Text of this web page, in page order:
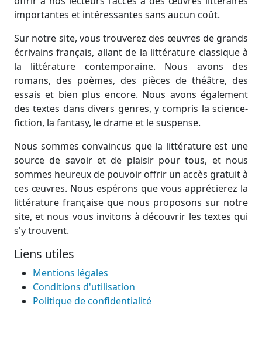
importantes et intéressantes sans aucun coût.
Sur notre site, vous trouverez des œuvres de grands
écrivains français, allant de la littérature classique à
la littérature contemporaine. Nous avons des
romans, des poèmes, des pièces de théâtre, des
essais et bien plus encore. Nous avons également
des textes dans divers genres, y compris la science-
fiction, la fantasy, le drame et le suspense.
Nous sommes convaincus que la littérature est une
source de savoir et de plaisir pour tous, et nous
sommes heureux de pouvoir offrir un accès gratuit à
ces œuvres. Nous espérons que vous apprécierez la
littérature française que nous proposons sur notre
site, et nous vous invitons à découvrir les textes qui
s'y trouvent.
Liens utiles
Mentions légales
Conditions d'utilisation
Politique de confidentialité